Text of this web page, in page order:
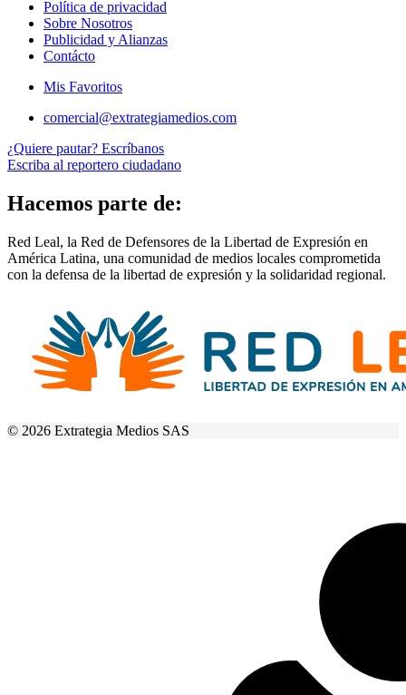
Política de privacidad
Sobre Nosotros
Publicidad y Alianzas
Contácto
Mis Favoritos
comercial@extrategiamedios.com
¿Quiere pautar? Escríbanos
Escriba al reportero ciudadano
Hacemos parte de:
Red Leal, la Red de Defensores de la Libertad de Expresión en
América Latina, una comunidad de medios locales comprometida
con la defensa de la libertad de expresión y la solidaridad regional.
© 2026 Extrategia Medios SAS